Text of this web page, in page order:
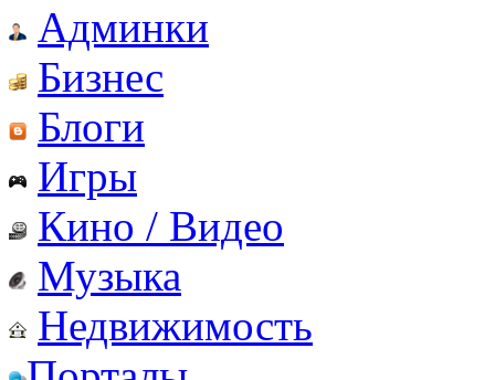
Админки
Бизнес
Блоги
Игры
Кино / Видео
Музыка
Недвижимость